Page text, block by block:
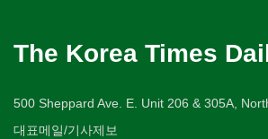
The Korea Times
500 Sheppard Ave. E. Unit 206 & 305A,
대표메일/기사제보